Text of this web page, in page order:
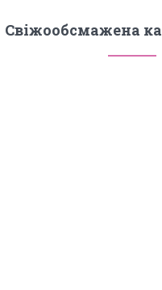
Свіжообсмажена